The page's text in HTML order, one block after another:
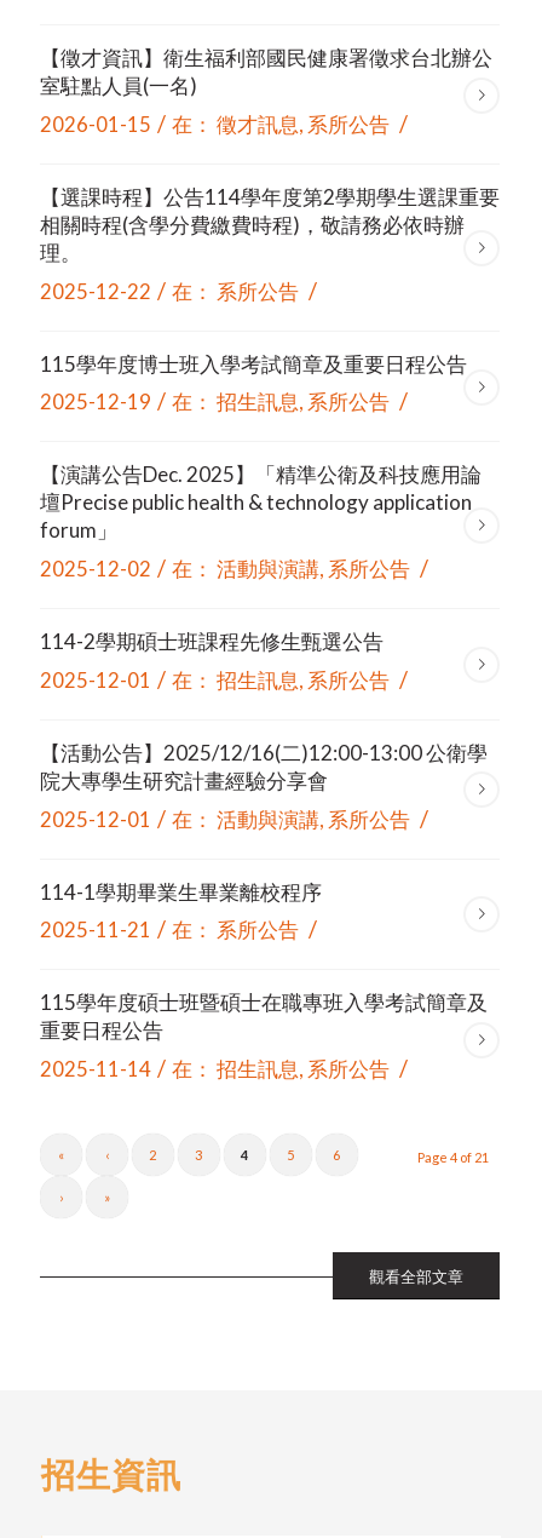
【徵才資訊】衛生福利部國民健康署徵求台北辦公
室駐點人員(一名)
2026-01-15 / 在： 徵才訊息, 系所公告 /
【選課時程】公告114學年度第2學期學生選課重要
相關時程(含學分費繳費時程)，敬請務必依時辦
理。
2025-12-22 / 在： 系所公告 /
115學年度博士班入學考試簡章及重要日程公告
2025-12-19 / 在： 招生訊息, 系所公告 /
【演講公告Dec. 2025】「精準公衛及科技應用論
壇Precise public health & technology application
forum」
2025-12-02 / 在： 活動與演講, 系所公告 /
114-2學期碩士班課程先修生甄選公告
2025-12-01 / 在： 招生訊息, 系所公告 /
【活動公告】2025/12/16(二)12:00-13:00 公衛學
院大專學生研究計畫經驗分享會
2025-12-01 / 在： 活動與演講, 系所公告 /
114-1學期畢業生畢業離校程序
2025-11-21 / 在： 系所公告 /
115學年度碩士班暨碩士在職專班入學考試簡章及
重要日程公告
2025-11-14 / 在： 招生訊息, 系所公告 /
Page 4 of 21
« ‹ 2 3 4 5 6
› »
觀看全部文章
招生資訊